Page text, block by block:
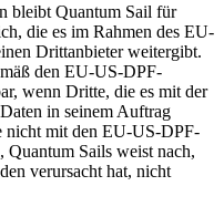
bleibt Quantum Sail für
die es im Rahmen des EU-
Drittanbieter weitergibt.
den EU-US-DPF-
wenn Dritte, die es mit der
in seinem Auftrag
nicht mit den EU-US-DPF-
Quantum Sails weist nach,
verursacht hat, nicht